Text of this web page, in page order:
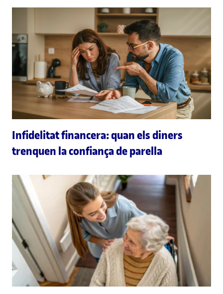
Infidelitat financera: quan els diners
trenquen la confiança de parella